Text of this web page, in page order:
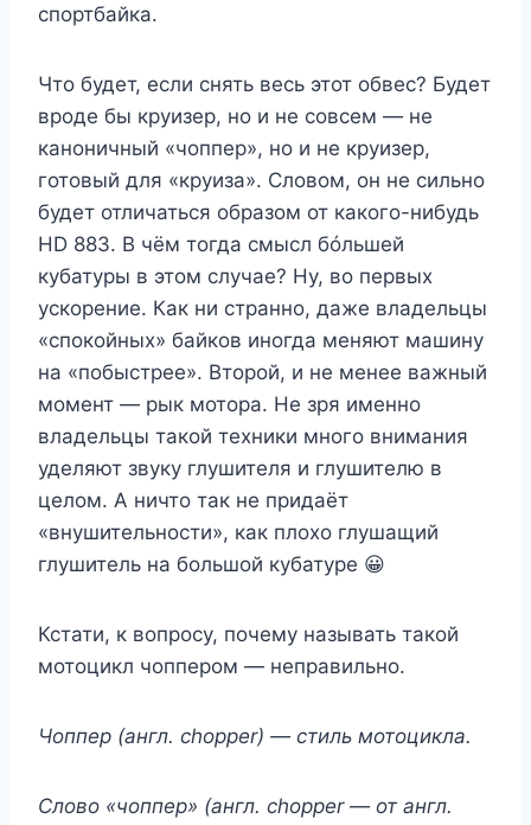
спортбайка.
Что будет, если снять весь этот обвес? Будет
вроде бы круизер, но и не совсем — не
каноничный «чоппер», но и не круизер,
готовый для «круиза». Словом, он не сильно
будет отличаться образом от какого-нибудь
HD 883. В чём тогда смысл бóльшей
кубатуры в этом случае? Ну, во первых
ускорение. Как ни странно, даже владельцы
«спокойных» байков иногда меняют машину
на «побыстрее». Второй, и не менее важный
момент — рык мотора. Не зря именно
владельцы такой техники много внимания
уделяют звуку глушителя и глушителю в
целом. А ничто так не придаёт
«внушительности», как плохо глушащий
глушитель на большой кубатуре 😀
Кстати, к вопросу, почему называть такой
мотоцикл чоппером — неправильно.
Чоппер (англ. chopper) — стиль мотоцикла.
Слово «чоппер» (англ. chopper — от англ.